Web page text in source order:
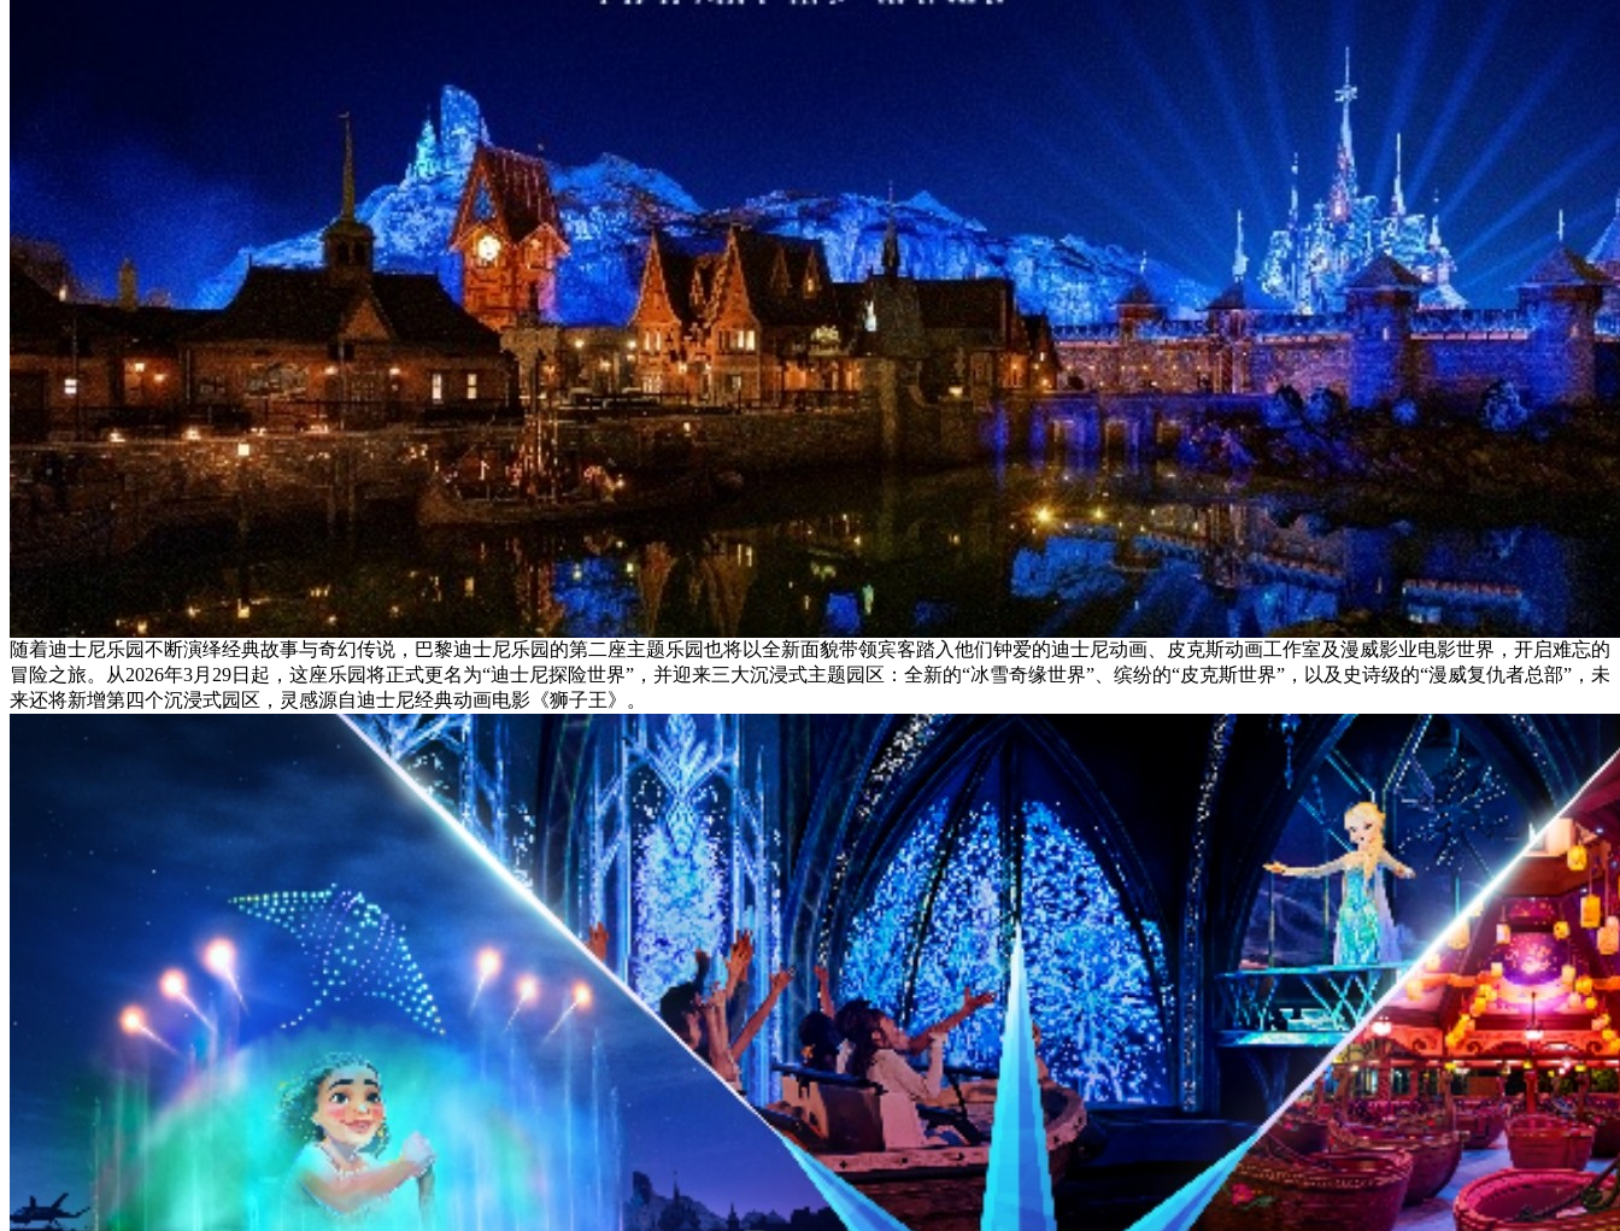
随着迪士尼乐园不断演绎经典故事与奇幻传说，巴黎迪士尼乐园的第二座主题乐园也将以全新面貌带领宾客踏入他们钟爱的迪士尼动画、皮克斯动画工作室及漫威影业电影世界，开启难忘的
冒险之旅。从2026年3月29日起，这座乐园将正式更名为“迪士尼探险世界”，并迎来三大沉浸式主题园区：全新的“冰雪奇缘世界”、缤纷的“皮克斯世界”，以及史诗级的“漫威复仇者总部”，未
来还将新增第四个沉浸式园区，灵感源自迪士尼经典动画电影《狮子王》。